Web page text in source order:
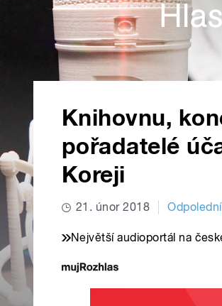
Knihovnu,
pořadatelé
Koreji
21. únor 2018
Největší audioportál na